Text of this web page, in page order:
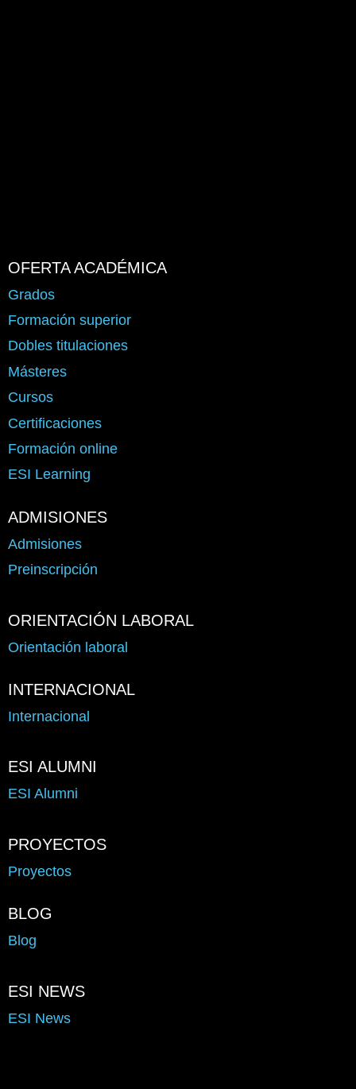
OFERTA ACADÉMICA
Grados
Formación superior
Dobles titulaciones
Másteres
Cursos
Certificaciones
Formación online
ESI Learning
ADMISIONES
Admisiones
Preinscripción
ORIENTACIÓN LABORAL
Orientación laboral
INTERNACIONAL
Internacional
ESI ALUMNI
ESI Alumni
PROYECTOS
Proyectos
BLOG
Blog
ESI NEWS
ESI News